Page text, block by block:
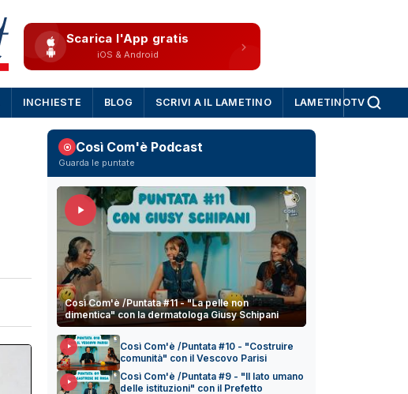
Scarica l'App gratis
iOS & Android
INCHIESTE BLOG SCRIVI A IL LAMETINO LAMETINOTV
Così Com'è Podcast
Guarda le puntate
Così Com'è /Puntata #11 - "La pelle non
dimentica" con la dermatologa Giusy Schipani
Così Com'è /Puntata #10 - "Costruire
comunità" con il Vescovo Parisi
Così Com'è /Puntata #9 - "Il lato umano
delle istituzioni" con il Prefetto